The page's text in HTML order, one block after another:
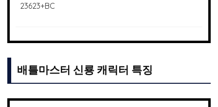
23623+BC
배틀마스터 신룡 캐릭터 특징